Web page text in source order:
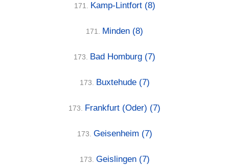
171. Kamp-Lintfort (8)
171. Minden (8)
173. Bad Homburg (7)
173. Buxtehude (7)
173. Frankfurt (Oder) (7)
173. Geisenheim (7)
173. Geislingen (7)